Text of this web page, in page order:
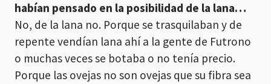
habían pensado en la posibilidad de la lana…
No, de la lana no. Porque se trasquilaban y de
repente vendían lana ahí a la gente de Futrono
o muchas veces se botaba o no tenía precio.
Porque las ovejas no son ovejas que su fibra sea